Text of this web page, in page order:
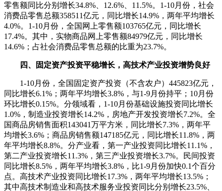
零售额同比分别增长34.8%、12.6%、11.5%。1-10月份，社会
消费品零售总额358511亿元，同比增长14.9%，两年平均增长
4.0%。1-10月份，全国网上零售额103765亿元，同比增长
17.4%。其中，实物商品网上零售额84979亿元，同比增长
14.6%；占社会消费品零售总额的比重为23.7%。
四、固定资产投资平稳增长，高技术产业投资增势良好
1-10月份，全国固定资产投资（不含农户）445823亿元，
同比增长6.1%；两年平均增长3.8%，与1-9月份持平；10月份
环比增长0.15%。分领域看，1-10月份基础设施投资同比增长
1.0%，制造业投资增长14.2%，房地产开发投资增长7.2%。全
国商品房销售面积143041万平方米，同比增长7.3%，两年平
均增长3.6%；商品房销售额147185亿元，同比增长11.8%，两
年平均增长8.8%。分产业看，第一产业投资同比增长11.1%，
第二产业投资增长11.3%，第三产业投资增长3.7%。民间投资
同比增长8.5%，两年平均增长3.8%，比1-9月份加快0.1个百分
点。高技术产业投资同比增长17.3%，两年平均增长13.5%；
其中高技术制造业和高技术服务业投资同比分别增长23.5%、